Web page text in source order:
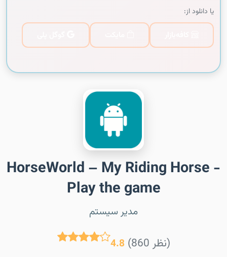
یا دانلود از:
HorseWorld – My Riding Horse -
Play the game
مدیر سیستم
4.8 (860 نظر)